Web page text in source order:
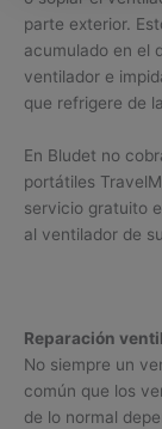
parte exterior.
acumulado en el
ventilador e
que refrigere de
En Bludet no
portátiles
servicio gratuito
al ventilador de
Reparación
No siempre un
común que los
de lo normal